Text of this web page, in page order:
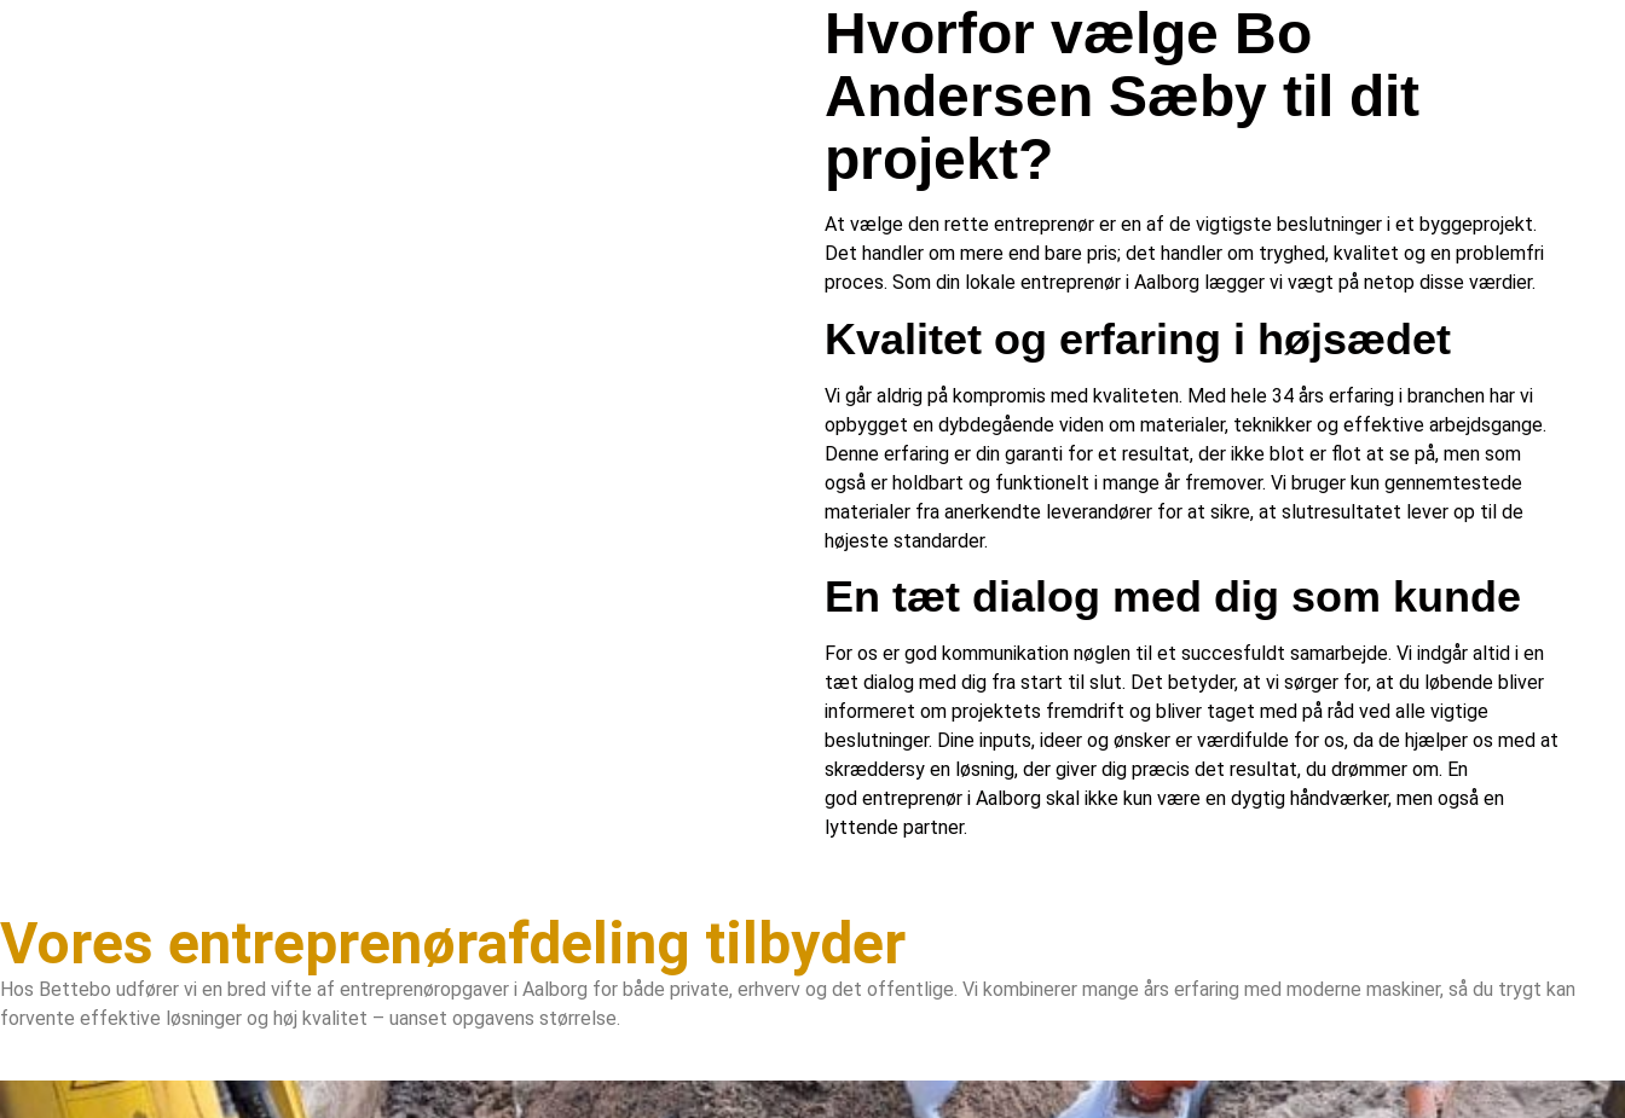
Hvorfor vælge Bo
Andersen Sæby til dit
projekt?
At vælge den rette entreprenør er en af de vigtigste beslutninger i et byggeprojekt.
Det handler om mere end bare pris; det handler om tryghed, kvalitet og en problemfri
proces. Som din lokale entreprenør i Aalborg lægger vi vægt på netop disse værdier.
Kvalitet og erfaring i højsædet
Vi går aldrig på kompromis med kvaliteten. Med hele 34 års erfaring i branchen har vi
opbygget en dybdegående viden om materialer, teknikker og effektive arbejdsgange.
Denne erfaring er din garanti for et resultat, der ikke blot er flot at se på, men som
også er holdbart og funktionelt i mange år fremover. Vi bruger kun gennemtestede
materialer fra anerkendte leverandører for at sikre, at slutresultatet lever op til de
højeste standarder.
En tæt dialog med dig som kunde
For os er god kommunikation nøglen til et succesfuldt samarbejde. Vi indgår altid i en
tæt dialog med dig fra start til slut. Det betyder, at vi sørger for, at du løbende bliver
informeret om projektets fremdrift og bliver taget med på råd ved alle vigtige
beslutninger. Dine inputs, ideer og ønsker er værdifulde for os, da de hjælper os med at
skræddersy en løsning, der giver dig præcis det resultat, du drømmer om. En
god entreprenør i Aalborg skal ikke kun være en dygtig håndværker, men også en
lyttende partner.
Vores entreprenørafdeling tilbyder
Hos Bettebo udfører vi en bred vifte af entreprenøropgaver i Aalborg for både private, erhverv og det offentlige. Vi kombinerer mange års erfaring med moderne maskiner, så du trygt kan
forvente effektive løsninger og høj kvalitet – uanset opgavens størrelse.